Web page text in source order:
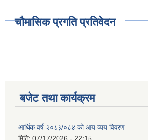
चौमासिक प्रगति प्रतिवेदन
बजेट तथा कार्यक्रम
आर्थिक वर्ष २०८३/०८४ को आय व्यय विवरण
मिति: 07/17/2026 - 22:15